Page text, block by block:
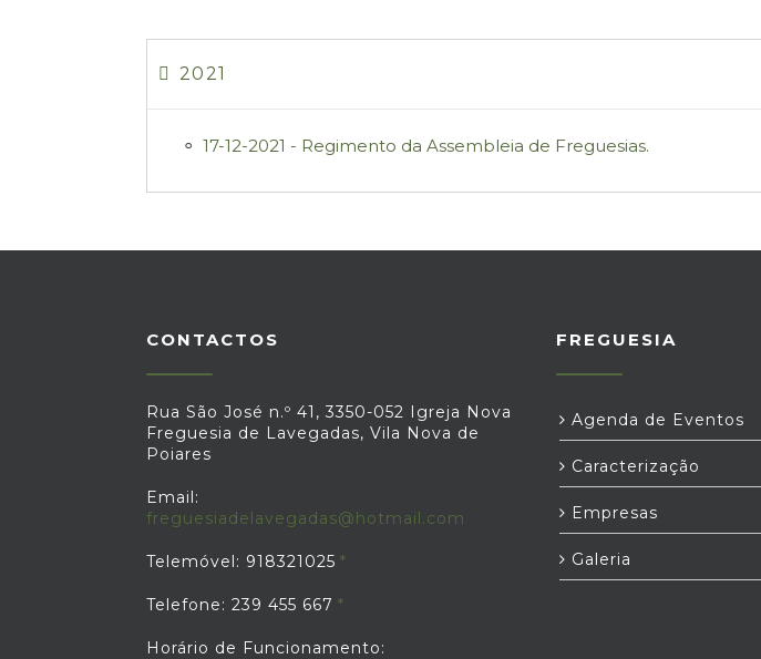
2021
17-12-2021 - Regimento da Assembleia de Freguesias.
CONTACTOS
Rua São José n.º 41, 3350-052 Igreja Nova
Freguesia de Lavegadas, Vila Nova de
Poiares
Email:
freguesiadelavegadas@hotmail.com
Telemóvel: 918321025
Telefone: 239 455 667
Horário de Funcionamento:
FREGUESIA
Agenda de Eventos
Caracterização
Empresas
Galeria